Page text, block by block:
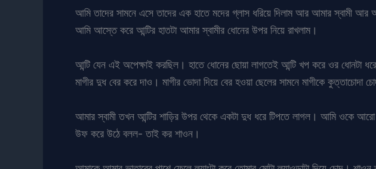
আমি তাদের সামনে এসে তাদের এক হাতে মদের গ্লাস ধরিয়ে দিলাম আর আমার স্বামী
আমি আস্তে করে আন্টির হাতটা আমার স্বামীর ধোনের উপর নিয়ে রাখলাম।
আন্টি যেন এই অপেক্ষাই করছিল। হাতে ধোনের ছোয়া লাগতেই আন্টি খপ করে ওর ধোনটা
মাগীর দুধ বের করে দাও। মাগীর ভোদা দিয়ে বের হওয়া ছেলের সামনে মাগীকে কুত্তাচোদা
আমার স্বামী তখন আন্টির শাড়ির উপর থেকে একটা দুধ ধরে টিপতে লাগল। আমি ওকে আরো
উফ করে উঠে বলল- তাই কর শাওন।